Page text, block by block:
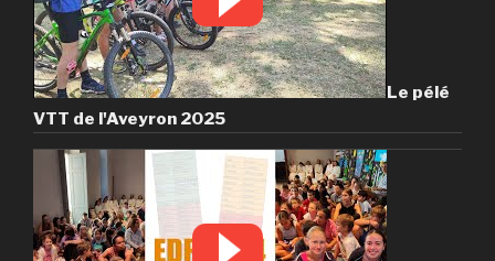
Le pélé
VTT de l'Aveyron 2025